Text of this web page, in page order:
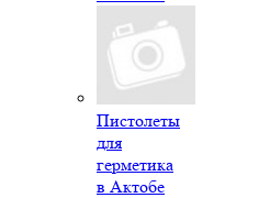
Пистолеты
для
герметика
в Актобе